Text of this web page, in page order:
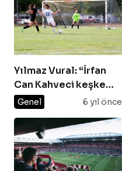
Yılmaz Vural: “İrfan
Can Kahveci keşke
Avrupa’ya gitseydi”
Genel 6 yıl önce